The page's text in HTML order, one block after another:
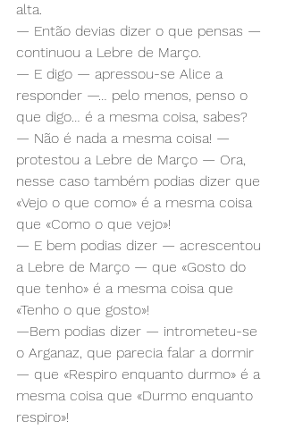
alta.
— Então devias dizer o que pensas —
continuou a Lebre de Março.
— E digo — apressou-se Alice a
responder —… pelo menos, penso o
que digo… é a mesma coisa, sabes?
— Não é nada a mesma coisa! —
protestou a Lebre de Março — Ora,
nesse caso também podias dizer que
«Vejo o que como» é a mesma coisa
que «Como o que vejo»!
— E bem podias dizer — acrescentou
a Lebre de Março — que «Gosto do
que tenho» é a mesma coisa que
«Tenho o que gosto»!
—Bem podias dizer — intrometeu-se
o Arganaz, que parecia falar a dormir
— que «Respiro enquanto durmo» é a
mesma coisa que «Durmo enquanto
respiro»!